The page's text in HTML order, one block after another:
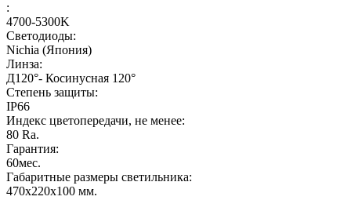
:
4700-5300K
Светодиоды:
Nichia (Япония)
Линза:
Д120°- Косинусная 120°
Степень защиты:
IP66
Индекс цветопередачи, не менее:
80 Ra.
Гарантия:
60мес.
Габаритные размеры светильника:
470х220х100 мм.